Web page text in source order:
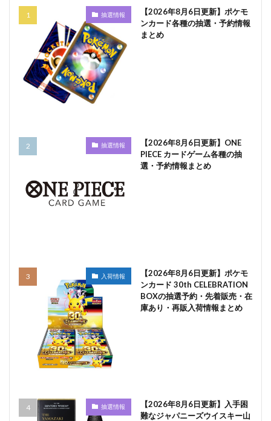
抽選情報
【2026年8月6日更新】ポケモ
ンカード各種の抽選・予約情報
まとめ
抽選情報
【2026年8月6日更新】ONE
PIECE カードゲーム各種の抽
選・予約情報まとめ
入荷情報
【2026年8月6日更新】ポケモ
ンカード 30th CELEBRATION
BOXの抽選予約・先着販売・在
庫あり・再販入荷情報まとめ
抽選情報
【2026年8月6日更新】入手困
難なジャパニーズウイスキー山